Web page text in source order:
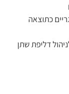
כתוצאה
דליפת שתן